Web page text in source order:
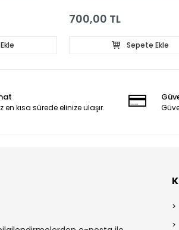
300CC
700,00 TL
Sepete Ekle
en kısa sürede elinize ulaşır.